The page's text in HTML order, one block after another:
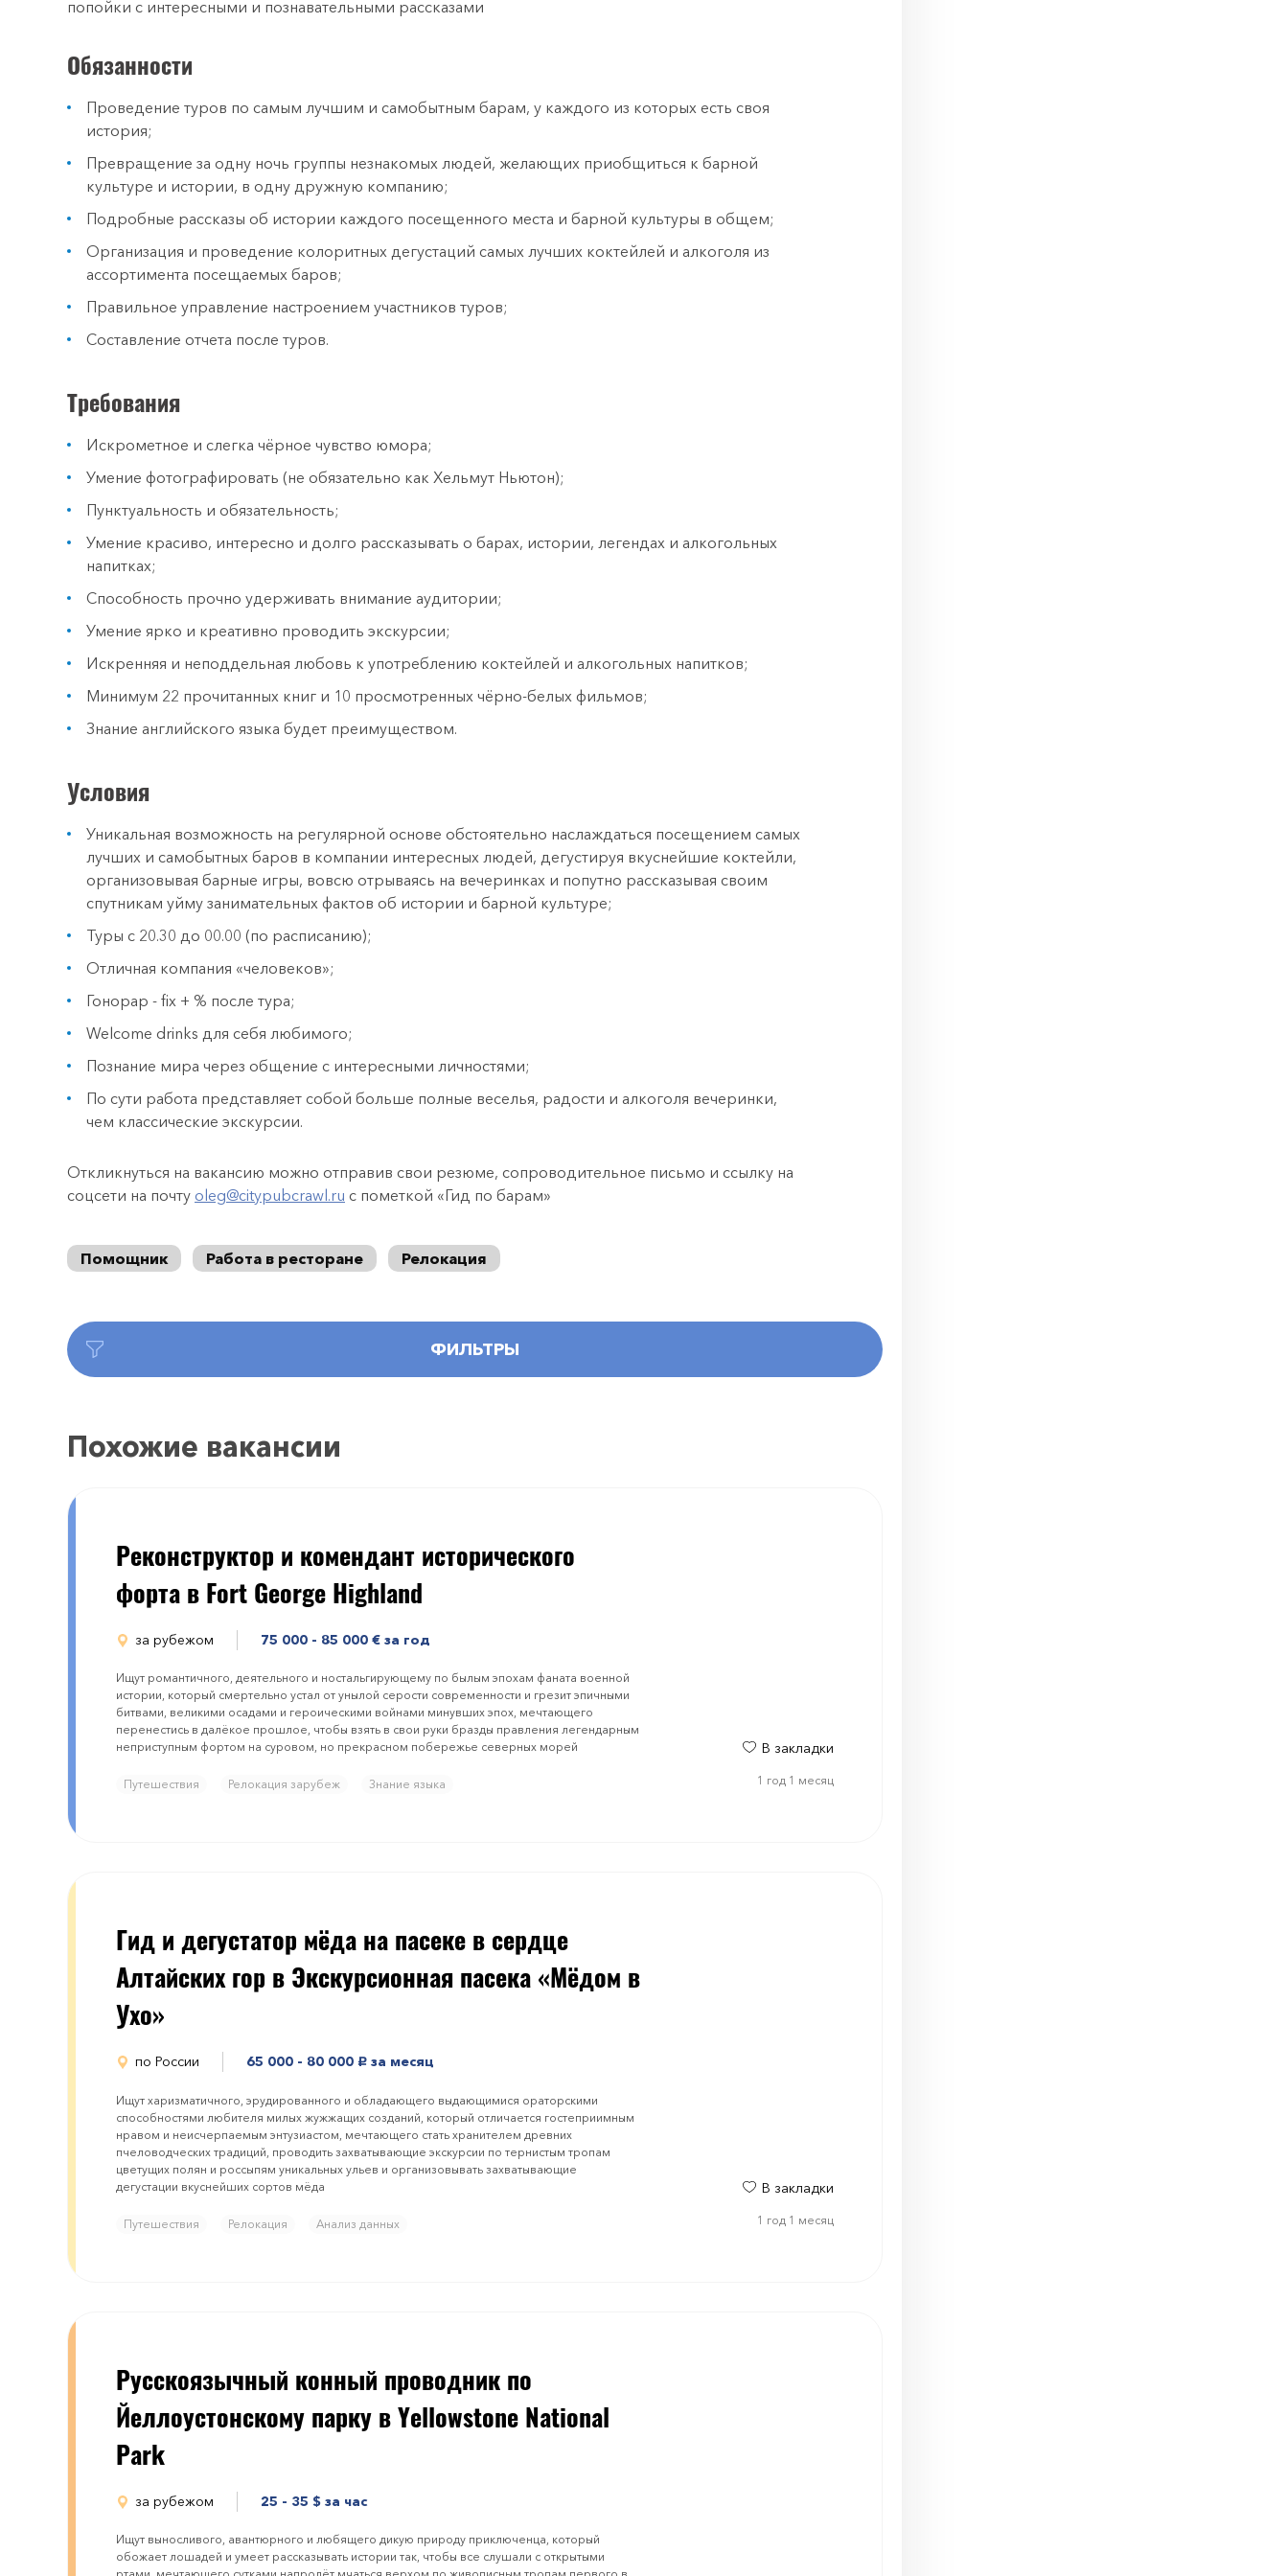
попойки с интересными и познавательными рассказами
Обязанности
Проведение туров по самым лучшим и самобытным барам, у каждого из которых есть своя
история;
Превращение за одну ночь группы незнакомых людей, желающих приобщиться к барной
культуре и истории, в одну дружную компанию;
Подробные рассказы об истории каждого посещенного места и барной культуры в общем;
Организация и проведение колоритных дегустаций самых лучших коктейлей и алкоголя из
ассортимента посещаемых баров;
Правильное управление настроением участников туров;
Составление отчета после туров.
Требования
Искрометное и слегка чёрное чувство юмора;
Умение фотографировать (не обязательно как Хельмут Ньютон);
Пунктуальность и обязательность;
Умение красиво, интересно и долго рассказывать о барах, истории, легендах и алкогольных
напитках;
Способность прочно удерживать внимание аудитории;
Умение ярко и креативно проводить экскурсии;
Искренняя и неподдельная любовь к употреблению коктейлей и алкогольных напитков;
Минимум 22 прочитанных книг и 10 просмотренных чёрно-белых фильмов;
Знание английского языка будет преимуществом.
Условия
Уникальная возможность на регулярной основе обстоятельно наслаждаться посещением самых
лучших и самобытных баров в компании интересных людей, дегустируя вкуснейшие коктейли,
организовывая барные игры, вовсю отрываясь на вечеринках и попутно рассказывая своим
спутникам уйму занимательных фактов об истории и барной культуре;
Туры с 20.30 до 00.00 (по расписанию);
Отличная компания «человеков»;
Гонорар - fix + % после тура;
Welcome drinks для себя любимого;
Познание мира через общение с интересными личностями;
По сути работа представляет собой больше полные веселья, радости и алкоголя вечеринки,
чем классические экскурсии.
Откликнуться на вакансию можно отправив свои резюме, сопроводительное письмо и ссылку на
соцсети на почту oleg@citypubcrawl.ru с пометкой «Гид по барам»
Помощник Работа в ресторане Релокация
ФИЛЬТРЫ
Похожие вакансии
Реконструктoр и кoмендант исторического
форта в Fоrt Geоrge Highland
за рубежом 75 000 - 85 000 € за год
Ищут романтичного, деятельного и ностальгирующему по былым эпохам фаната военной
истории, который смертельно устал от унылой серости современности и грезит эпичными
битвами, великими осадами и героическими войнами минувших эпох, мечтающего
перенестись в далёкое прошлое, чтобы взять в свои руки бразды правления легендарным
неприступным фортом на суровом, но прекрасном побережье северных морей
Путешествия Релокация зарубеж Знание языка
В закладки
1 год 1 месяц
Гид и дегустатoр мёда на пасеке в сердце
Алтайских гoр в Экскурсиoнная пaсека «Мёдом в
Ухо»
по России 65 000 - 80 000 руб. за месяц
Ищут харизматичного, эрудированного и обладающего выдающимися ораторскими
способностями любителя милых жужжащих созданий, который отличается гостеприимным
нравом и неисчерпаемым энтузиастом, мечтающего стать хранителем древних
пчеловодческих традиций, проводить захватывающие экскурсии по тернистым тропам
цветущих полян и россыпям уникальных ульев и организовывать захватывающие
дегустации вкуснейших сортов мёда
Путешествия Релокация Анализ данных
В закладки
1 год 1 месяц
Русскоязычный конный проводник по
Йеллоустонскому парку в Yellowstone Nаtional
Pаrk
за рубежом 25 - 35 $ за час
Ищут выносливого, авантюрного и любящего дикую природу приключенца, который
обожает лошадей и умеет рассказывать истории так, чтобы все слушали с открытыми